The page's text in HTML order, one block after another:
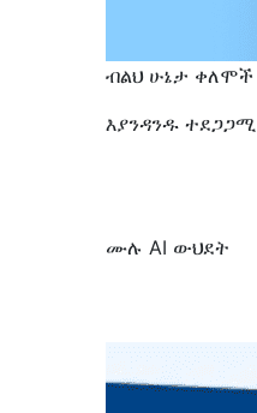
ብልህ ሁኔታ ቀለሞች
እያንዳንዱ
ሙሉ AI ውህደት